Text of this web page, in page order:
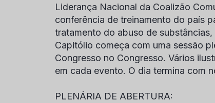
Liderança Nacional da Coalizão
conferência de treinamento do país
tratamento do abuso de
Capitólio começa com uma sessão
Congresso no Congresso. Vários
em cada evento. O dia termina com
PLENÁRIA DE ABERTURA: